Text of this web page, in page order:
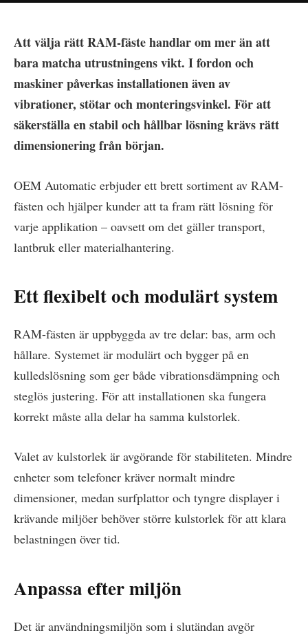
Att välja rätt RAM-fäste handlar om mer än att
bara matcha utrustningens vikt. I fordon och
maskiner påverkas installationen även av
vibrationer, stötar och monteringsvinkel. För att
säkerställa en stabil och hållbar lösning krävs rätt
dimensionering från början.
OEM Automatic erbjuder ett brett sortiment av RAM-
fästen och hjälper kunder att ta fram rätt lösning för
varje applikation – oavsett om det gäller transport,
lantbruk eller materialhantering.
Ett flexibelt och modulärt system
RAM-fästen är uppbyggda av tre delar: bas, arm och
hållare. Systemet är modulärt och bygger på en
kulledslösning som ger både vibrationsdämpning och
steglös justering. För att installationen ska fungera
korrekt måste alla delar ha samma kulstorlek.
Valet av kulstorlek är avgörande för stabiliteten. Mindre
enheter som telefoner kräver normalt mindre
dimensioner, medan surfplattor och tyngre displayer i
krävande miljöer behöver större kulstorlek för att klara
belastningen över tid.
Anpassa efter miljön
Det är användningsmiljön som i slutändan avgör